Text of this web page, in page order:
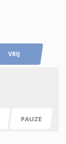
VRIJ
PAUZE